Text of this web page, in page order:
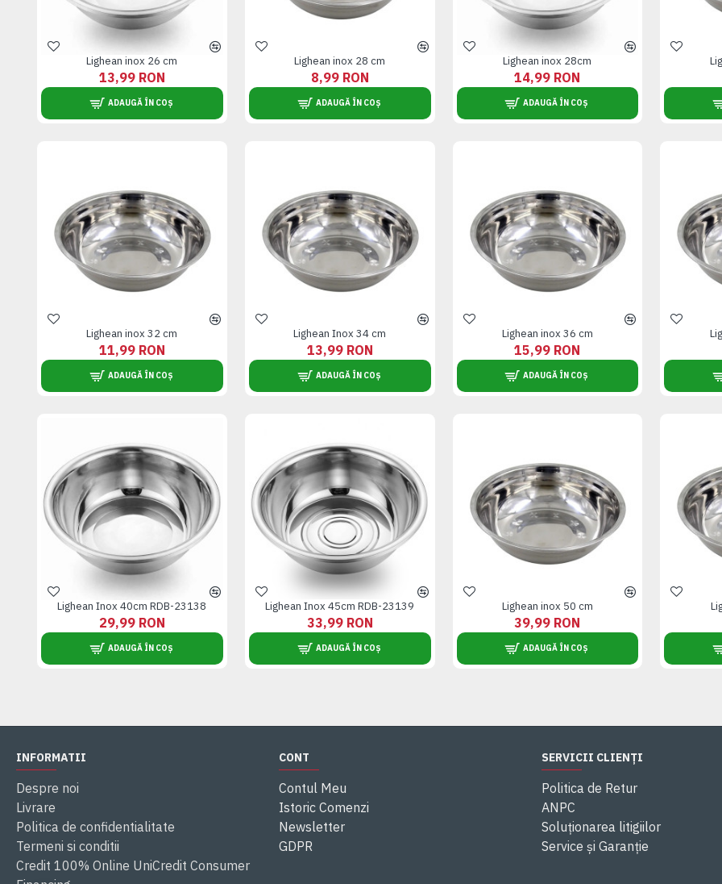
Lighean inox 26 cm
13,99 RON
ADAUGĂ ÎN COȘ
Lighean inox 28 cm
8,99 RON
ADAUGĂ ÎN COȘ
Lighean inox 28cm
14,99 RON
ADAUGĂ ÎN COȘ
Lighean inox 32 cm
11,99 RON
ADAUGĂ ÎN COȘ
Lighean Inox 34 cm
13,99 RON
ADAUGĂ ÎN COȘ
Lighean inox 36 cm
15,99 RON
ADAUGĂ ÎN COȘ
Lighean Inox 40cm RDB-23138
29,99 RON
ADAUGĂ ÎN COȘ
Lighean Inox 45cm RDB-23139
33,99 RON
ADAUGĂ ÎN COȘ
Lighean inox 50 cm
39,99 RON
ADAUGĂ ÎN COȘ
INFORMATII
Despre noi
Livrare
Politica de confidentialitate
Termeni si conditii
Credit 100% Online UniCredit Consumer
CONT
Contul Meu
Istoric Comenzi
Newsletter
GDPR
SERVICII CLIENȚI
Politica de Retur
ANPC
Soluționarea litigiilor
Service și Garanție